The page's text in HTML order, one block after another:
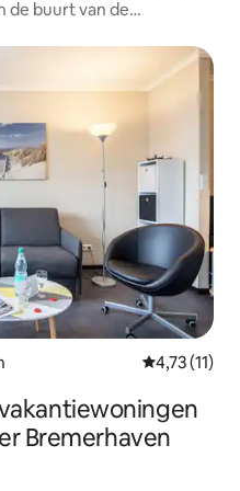
de buurt van de
Gemiddelde
4,73 (11)
Bremerhaven